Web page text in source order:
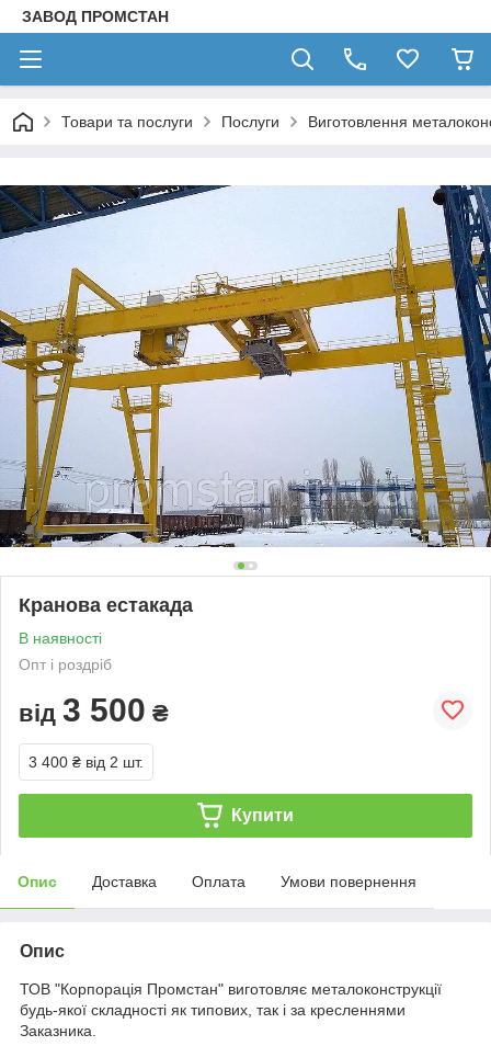
ЗАВОД ПРОМСТАН
Товари та послуги Послуги Виготовлення
Кранова естакада
В наявності
Опт і роздріб
від 3 500 ₴
3 400 ₴ від 2 шт.
Купити
Опис Доставка Оплата Умови повернення
Опис
ТОВ "Корпорація Промстан" виготовляє металоконструкції
будь-якої складності як типових, так і за кресленнями
Заказника.